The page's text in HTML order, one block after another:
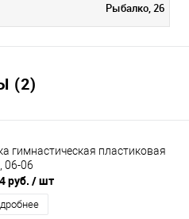
Рыбалко, 26
(2)
гимнастическая пластиковая
06-06
руб. / шт